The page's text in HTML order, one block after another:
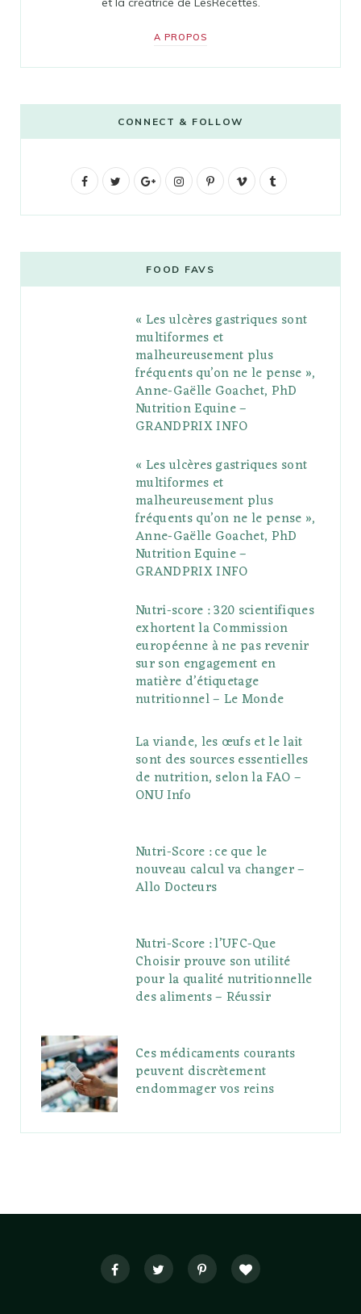
A PROPOS
CONNECT & FOLLOW
F
b
t
G
g
l
e
P
l
s
I
t
a
g
r
a
m
P
e
r
e
s
V
o
l
r
FOOD FAVS
« Les ulcères gastriques sont
multiformes et
malheureusement plus
fréquents qu’on ne le pense »,
Anne-Gaëlle Goachet, PhD
Nutrition Equine –
GRANDPRIX INFO
« Les ulcères gastriques sont
multiformes et
malheureusement plus
fréquents qu’on ne le pense »,
Anne-Gaëlle Goachet, PhD
Nutrition Equine –
GRANDPRIX INFO
Nutri-score : 320 scientifiques
exhortent la Commission
européenne à ne pas revenir
sur son engagement en
matière d’étiquetage
nutritionnel – Le Monde
La viande, les œufs et le lait
sont des sources essentielles
de nutrition, selon la FAO –
ONU Info
Nutri-Score : ce que le
nouveau calcul va changer –
Allo Docteurs
Nutri-Score : l’UFC-Que
Choisir prouve son utilité
pour la qualité nutritionnelle
des aliments – Réussir
Ces médicaments courants
peuvent discrètement
endommager vos reins